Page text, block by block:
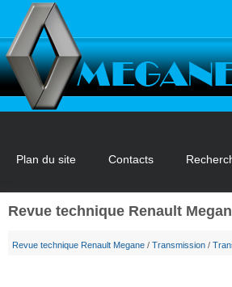
Plan du site Contacts
Revue technique Renault
Revue technique Renault Megane / Transmission /